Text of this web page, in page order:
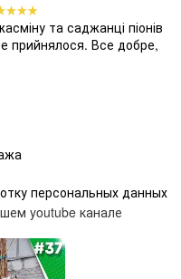
та саджанці піонів
прийнялося. Все добре,
персональных данных
youtube канале